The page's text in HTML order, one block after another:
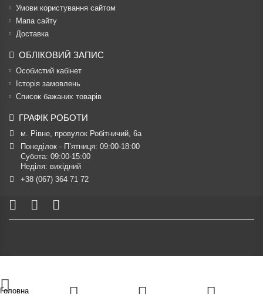
Умови користування сайтом
Мапа сайту
Доставка
ОБЛІКОВИЙ ЗАПИС
Особистий кабінет
Історія замовлень
Список бажаних товарів
ГРАФІК РОБОТИ
м. Рівне, провулок Робітничий, 6а
Понеділок - П’ятниця: 09:00-18:00
Субота: 09:00-15:00
Неділя: вихідний
+38 (067) 364 71 72
Головна